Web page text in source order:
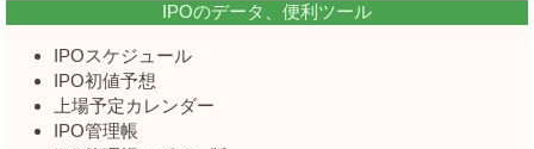
IPOのデータ、便利ツール
IPOスケジュール
IPO初値予想
上場予定カレンダー
IPO管理帳